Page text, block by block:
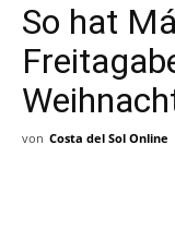
So hat
von Costa del Sol Online